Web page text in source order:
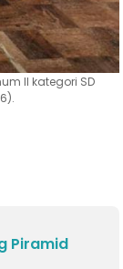
II kategori SD
Piramid